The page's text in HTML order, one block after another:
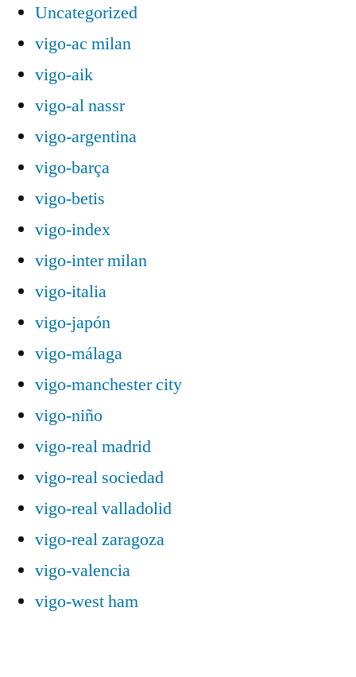
Uncategorized
vigo-ac milan
vigo-aik
vigo-al nassr
vigo-argentina
vigo-barça
vigo-betis
vigo-index
vigo-inter milan
vigo-italia
vigo-japón
vigo-málaga
vigo-manchester city
vigo-niño
vigo-real madrid
vigo-real sociedad
vigo-real valladolid
vigo-real zaragoza
vigo-valencia
vigo-west ham